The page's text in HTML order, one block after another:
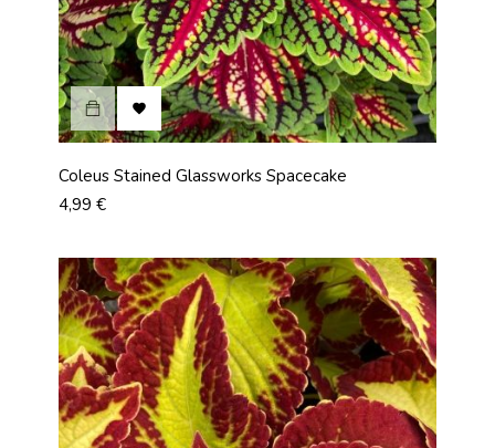

Coleus Stained Glassworks Spacecake
Prix
4,99 €